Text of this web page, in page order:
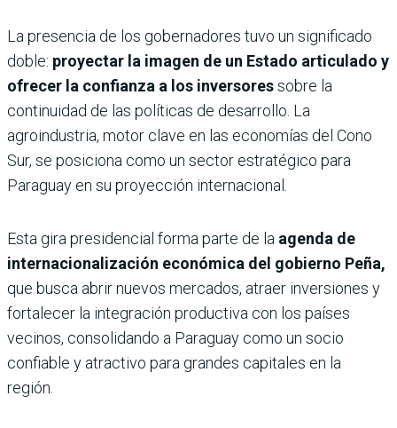
La presencia de los gobernadores tuvo un significado
doble: proyectar la imagen de un Estado articulado y
ofrecer la confianza a los inversoressobre la
continuidad de las políticas de desarrollo. La
agroindustria, motor clave en las economías del Cono
Sur, se posiciona como un sector estratégico para
Paraguay en su proyección internacional.
Esta gira presidencial forma parte de la agenda de
internacionalización económica del gobierno Peña,
que busca abrir nuevos mercados, atraer inversiones y
fortalecer la integración productiva con los países
vecinos, consolidando a Paraguay como un socio
confiable y atractivo para grandes capitales en la
región.